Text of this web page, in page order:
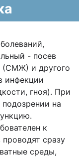
- посев
(СМЖ) и другого
инфекции
гноя). При
на
к
сразу
среды,